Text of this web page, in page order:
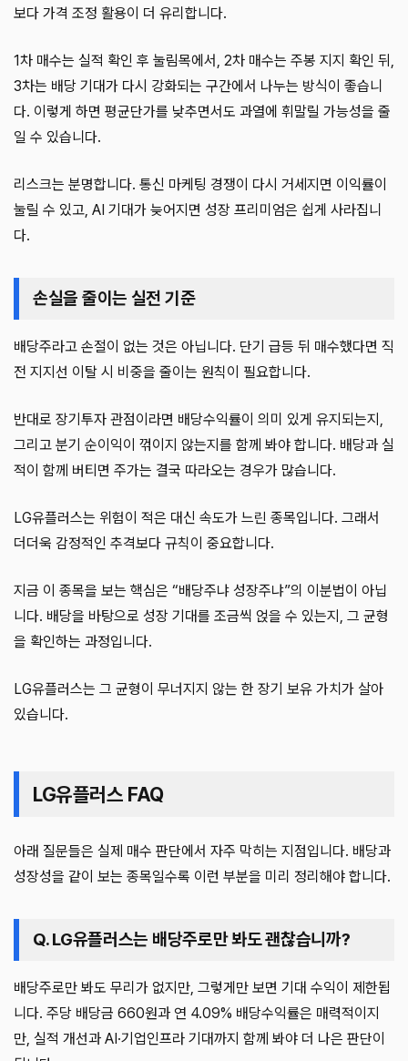
보다 가격 조정 활용이 더 유리합니다.
1차 매수는 실적 확인 후 눌림목에서, 2차 매수는 주봉 지지 확인 뒤,
3차는 배당 기대가 다시 강화되는 구간에서 나누는 방식이 좋습니
다. 이렇게 하면 평균단가를 낮추면서도 과열에 휘말릴 가능성을 줄
일 수 있습니다.
리스크는 분명합니다. 통신 마케팅 경쟁이 다시 거세지면 이익률이
눌릴 수 있고, AI 기대가 늦어지면 성장 프리미엄은 쉽게 사라집니
다.
손실을 줄이는 실전 기준
배당주라고 손절이 없는 것은 아닙니다. 단기 급등 뒤 매수했다면 직
전 지지선 이탈 시 비중을 줄이는 원칙이 필요합니다.
반대로 장기투자 관점이라면 배당수익률이 의미 있게 유지되는지,
그리고 분기 순이익이 꺾이지 않는지를 함께 봐야 합니다. 배당과 실
적이 함께 버티면 주가는 결국 따라오는 경우가 많습니다.
LG유플러스는 위험이 적은 대신 속도가 느린 종목입니다. 그래서
더더욱 감정적인 추격보다 규칙이 중요합니다.
지금 이 종목을 보는 핵심은 “배당주냐 성장주냐”의 이분법이 아닙
니다. 배당을 바탕으로 성장 기대를 조금씩 얹을 수 있는지, 그 균형
을 확인하는 과정입니다.
LG유플러스는 그 균형이 무너지지 않는 한 장기 보유 가치가 살아
있습니다.
LG유플러스 FAQ
아래 질문들은 실제 매수 판단에서 자주 막히는 지점입니다. 배당과
성장성을 같이 보는 종목일수록 이런 부분을 미리 정리해야 합니다.
Q. LG유플러스는 배당주로만 봐도 괜찮습니까?
배당주로만 봐도 무리가 없지만, 그렇게만 보면 기대 수익이 제한됩
니다. 주당 배당금 660원과 연 4.09% 배당수익률은 매력적이지
만, 실적 개선과 AI·기업인프라 기대까지 함께 봐야 더 나은 판단이